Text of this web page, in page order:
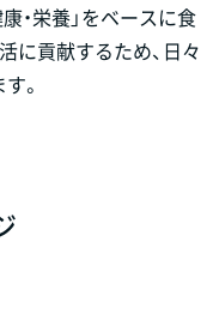
康・栄養」をベースに食
に貢献するため、日々
。